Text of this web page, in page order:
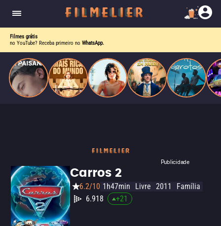
Filmes grátis
no YouTube? Receba primeiro no WhatsApp.
Publicidade
Carros 2
6.2/10 1h47min Livre 2011
Família
6.918
+21
quando se apaixona por um de seus alvos.